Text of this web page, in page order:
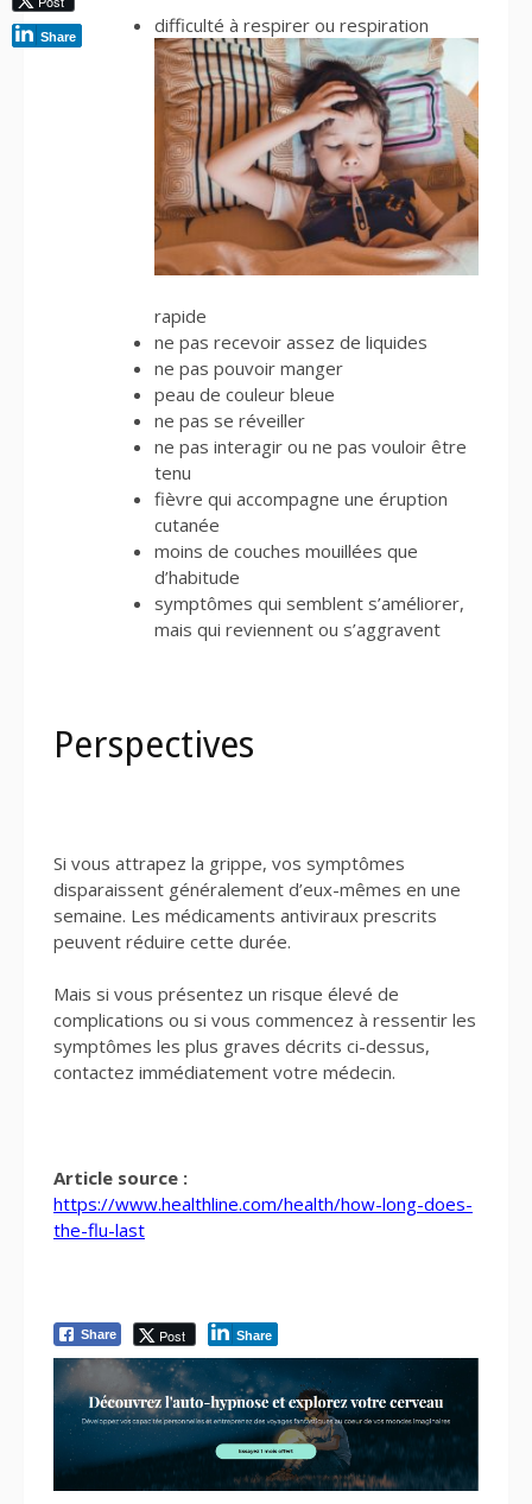
difficulté à respirer ou respiration
rapide
ne pas recevoir assez de liquides
ne pas pouvoir manger
peau de couleur bleue
ne pas se réveiller
ne pas interagir ou ne pas vouloir être
tenu
fièvre qui accompagne une éruption
cutanée
moins de couches mouillées que
d’habitude
symptômes qui semblent s’améliorer,
mais qui reviennent ou s’aggravent
Perspectives
Si vous attrapez la grippe, vos symptômes
disparaissent généralement d’eux-mêmes en une
semaine. Les médicaments antiviraux prescrits
peuvent réduire cette durée.
Mais si vous présentez un risque élevé de
complications ou si vous commencez à ressentir les
symptômes les plus graves décrits ci-dessus,
contactez immédiatement votre médecin.
Article source :
https://www.healthline.com/health/how-long-does-
the-flu-last
Share Post Share
Share